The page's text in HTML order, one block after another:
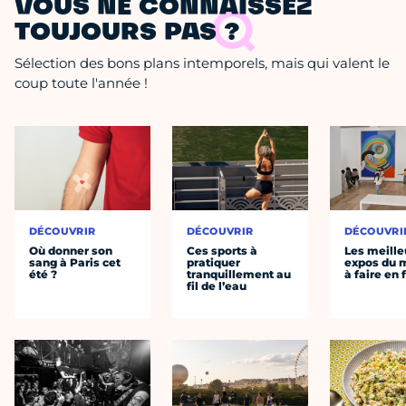
VOUS NE CONNAISSEZ
TOUJOURS PAS ?
Sélection des bons plans intemporels, mais qui valent le
coup toute l'année !
DÉCOUVRIR
Où donner son
sang à Paris cet
été ?
DÉCOUVRIR
Ces sports à
pratiquer
tranquillement au
fil de l’eau
Les
expos du
à faire en